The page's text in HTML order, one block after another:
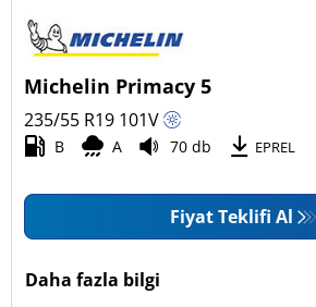
Michelin Primacy 5
235/55 R19 101V
B A 70 db EPREL
Fiyat Teklifi Al
Daha fazla bilgi